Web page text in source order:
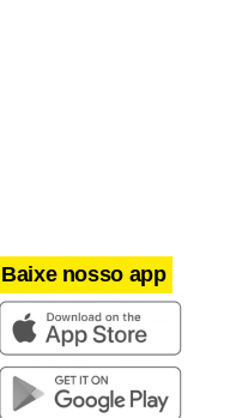
Baixe nosso app